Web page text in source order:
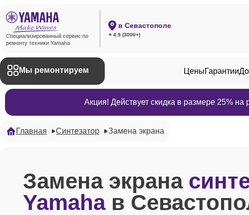
Специализированный сервис по
ремонту техники Yamaha
в Севастополе
⭐ 4.9 (3000+)
Мы ремонтируем ЦеныГарантии
Акция! Действует скидка в размере 25%
Главная Синтезатор Замена экрана
Замена экрана
Yamahaв